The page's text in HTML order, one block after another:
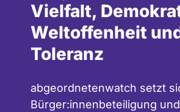
Vielfalt,
Weltoffenheit
Toleranz
abgeordnetenwatch setzt
Bürger:innenbeteiligung und